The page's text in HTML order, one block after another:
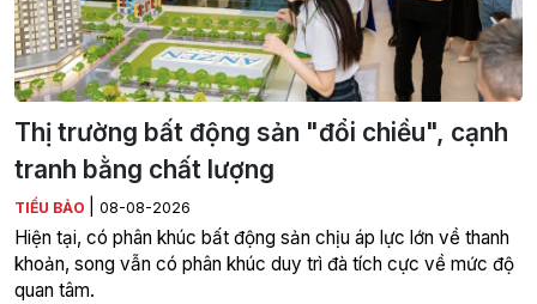
Thị trường bất động sản "đổi chiều", cạnh
tranh bằng chất lượng
TIỂU BẢO 08-08-2026
Hiện tại, có phân khúc bất động sản chịu áp lực lớn về thanh
khoản, song vẫn có phân khúc duy trì đà tích cực về mức độ
quan tâm.